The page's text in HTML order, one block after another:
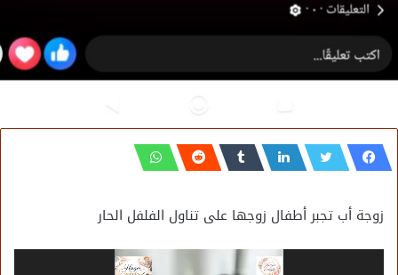
زوجة أب تجبر أطفال زوجها على تناول الفلفل الحار